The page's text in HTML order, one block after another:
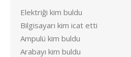
Elektriği kim buldu
Bilgisayarı kim icat etti
Ampulü kim buldu
Arabayı kim buldu